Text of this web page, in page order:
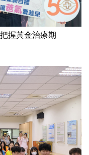
握黃金治療期